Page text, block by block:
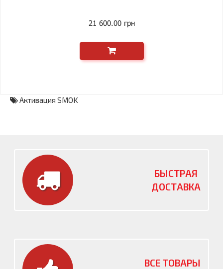
21 600.00 грн
Активация SMOK
БЫСТРАЯ
ДОСТАВКА
ВСЕ ТОВАРЫ